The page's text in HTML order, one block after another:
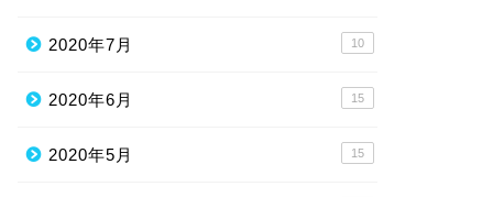
2020年7月 10
2020年6月 15
2020年5月 15